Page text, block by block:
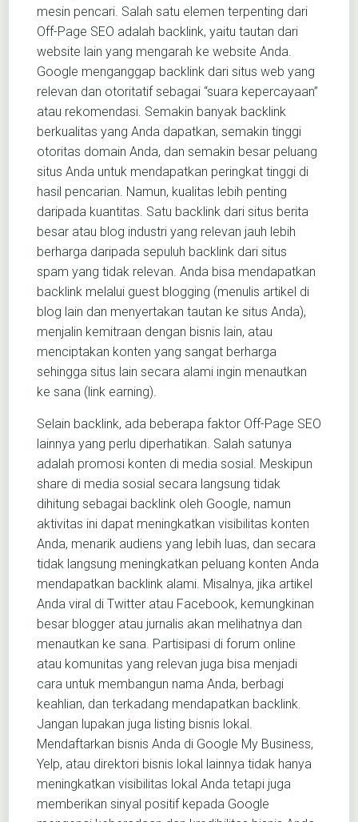
mesin pencari. Salah satu elemen terpenting dari
Off-Page SEO adalah backlink, yaitu tautan dari
website lain yang mengarah ke website Anda.
Google menganggap backlink dari situs web yang
relevan dan otoritatif sebagai “suara kepercayaan”
atau rekomendasi. Semakin banyak backlink
berkualitas yang Anda dapatkan, semakin tinggi
otoritas domain Anda, dan semakin besar peluang
situs Anda untuk mendapatkan peringkat tinggi di
hasil pencarian. Namun, kualitas lebih penting
daripada kuantitas. Satu backlink dari situs berita
besar atau blog industri yang relevan jauh lebih
berharga daripada sepuluh backlink dari situs
spam yang tidak relevan. Anda bisa mendapatkan
backlink melalui guest blogging (menulis artikel di
blog lain dan menyertakan tautan ke situs Anda),
menjalin kemitraan dengan bisnis lain, atau
menciptakan konten yang sangat berharga
sehingga situs lain secara alami ingin menautkan
ke sana (link earning).
Selain backlink, ada beberapa faktor Off-Page SEO
lainnya yang perlu diperhatikan. Salah satunya
adalah promosi konten di media sosial. Meskipun
share di media sosial secara langsung tidak
dihitung sebagai backlink oleh Google, namun
aktivitas ini dapat meningkatkan visibilitas konten
Anda, menarik audiens yang lebih luas, dan secara
tidak langsung meningkatkan peluang konten Anda
mendapatkan backlink alami. Misalnya, jika artikel
Anda viral di Twitter atau Facebook, kemungkinan
besar blogger atau jurnalis akan melihatnya dan
menautkan ke sana. Partisipasi di forum online
atau komunitas yang relevan juga bisa menjadi
cara untuk membangun nama Anda, berbagi
keahlian, dan terkadang mendapatkan backlink.
Jangan lupakan juga listing bisnis lokal.
Mendaftarkan bisnis Anda di Google My Business,
Yelp, atau direktori bisnis lokal lainnya tidak hanya
meningkatkan visibilitas lokal Anda tetapi juga
memberikan sinyal positif kepada Google